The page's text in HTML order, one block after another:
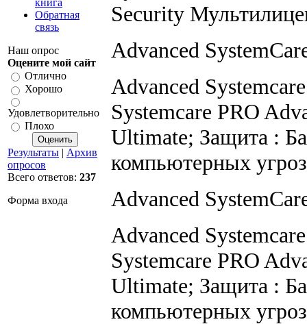
Обратная
связь
Наш опрос
Оцените мой сайт
Отлично
Хорошо
Удовлетворительно
Плохо
Результаты | Архив
опросов
Всего ответов: 237
Форма входа
Security
Advanced
Advanced
Systemcare PRO
Ultimate; Защита :
компьютерных угроз
Advanced
Advanced
Systemcare PRO
Ultimate; Защита :
компьютерных угроз